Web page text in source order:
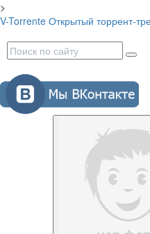
>
V-Torrente Открытый торрент-